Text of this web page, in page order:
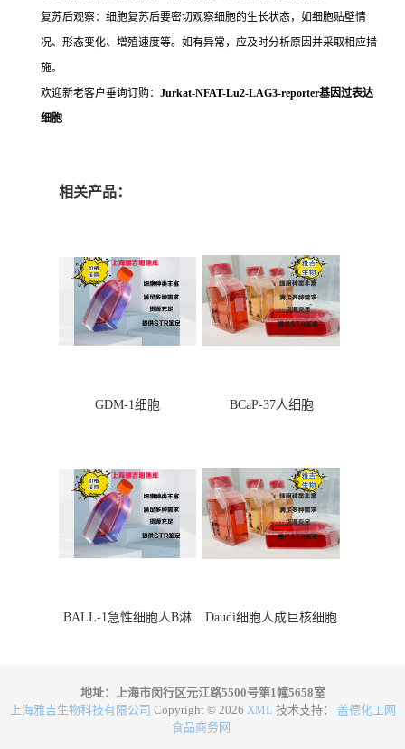
复苏后观察：细胞复苏后要密切观察细胞的生长状态，如细胞贴壁情
况、形态变化、增殖速度等。如有异常，应及时分析原因并采取相应措
施。
欢迎新老客户垂询订购： Jurkat-NFAT-Lu2-LAG3-reporter基因过表达
细胞
相关产品：
GDM-1细胞 BCaP-37人细胞
BALL-1急性细胞人B淋
Daudi细胞人成巨核细胞
地址：上海市闵行区元江路5500号第1幢5658室
上海雅吉生物科技有限公司 Copyright © 2026 XML 技术支持： 盖德化工网
食品商务网